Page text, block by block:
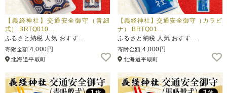
【義経神社】交通安全御守（青紐
式） BRTQ010…
ふるさと納税 人気 おすす…
寄附金額 4,000円
北海道平取町
【義経神社】交通安全御守（カラビ
ナ） BRTQ01…
ふるさと納税 人気 おすす…
寄附金額 4,000円
北海道平取町